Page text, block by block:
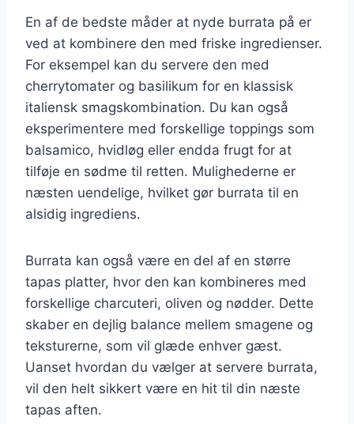
En af de bedste måder at nyde burrata på er
ved at kombinere den med friske ingredienser.
For eksempel kan du servere den med
cherrytomater og basilikum for en klassisk
italiensk smagskombination. Du kan også
eksperimentere med forskellige toppings som
balsamico, hvidløg eller endda frugt for at
tilføje en sødme til retten. Mulighederne er
næsten uendelige, hvilket gør burrata til en
alsidig ingrediens.
Burrata kan også være en del af en større
tapas platter, hvor den kan kombineres med
forskellige charcuteri, oliven og nødder. Dette
skaber en dejlig balance mellem smagene og
teksturerne, som vil glæde enhver gæst.
Uanset hvordan du vælger at servere burrata,
vil den helt sikkert være en hit til din næste
tapas aften.